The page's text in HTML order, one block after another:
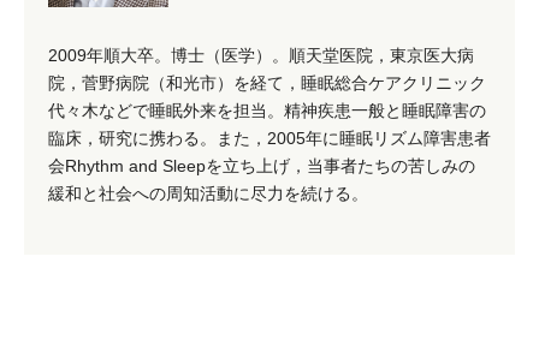
2009年順大卒。博士（医学）。順天堂医院，東京医大病
院，菅野病院（和光市）を経て，睡眠総合ケアクリニック
代々木などで睡眠外来を担当。精神疾患一般と睡眠障害の
臨床，研究に携わる。また，2005年に睡眠リズム障害患者
会Rhythm and Sleepを立ち上げ，当事者たちの苦しみの
緩和と社会への周知活動に尽力を続ける。